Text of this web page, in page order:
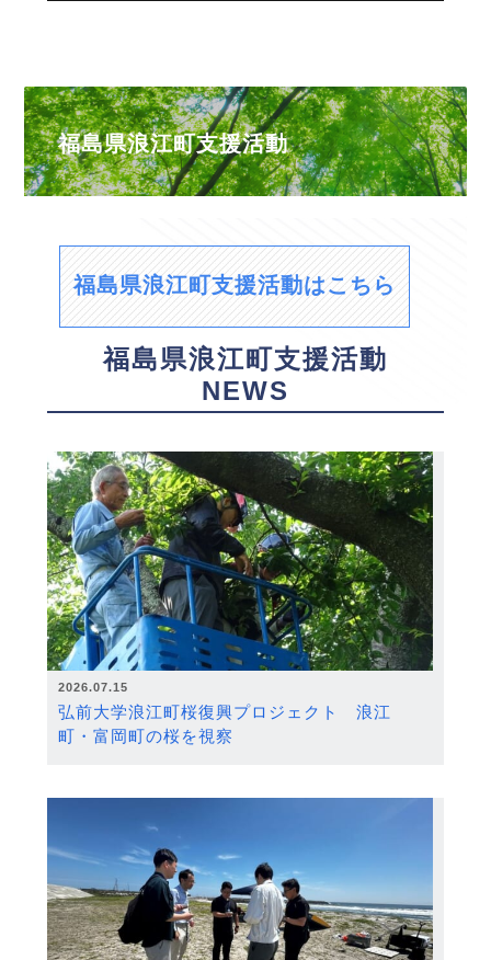
福島県浪江町支援活動
福島県浪江町支援活動はこちら
福島県浪江町支援活動
NEWS
2026.07.15
弘前大学浪江町桜復興プロジェクト 浪江
町・富岡町の桜を視察